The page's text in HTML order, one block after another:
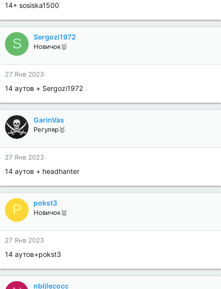
14+ sosiska1500
S Sergozi1972
Новичок🥇
27 Янв 2023
14 аутов + Sergozi1972
GarinVas
Регуляр🥇
27 Янв 2023
14 аутов + headhanter
P pokst3
Новичок🥇
27 Янв 2023
14 аутов+pokst3
nbljlecocc